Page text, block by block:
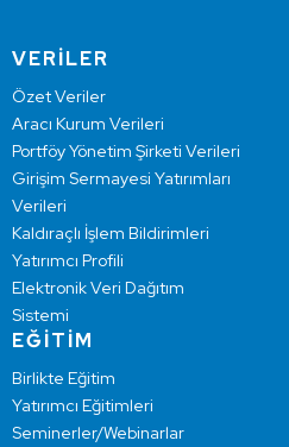
VERİLER
Özet Veriler
Aracı Kurum Verileri
Portföy Yönetim Şirketi Verileri
Girişim Sermayesi Yatırımları
Verileri
Kaldıraçlı İşlem Bildirimleri
Yatırımcı Profili
Elektronik Veri Dağıtım
Sistemi
EĞİTİM
Birlikte Eğitim
Yatırımcı Eğitimleri
Seminerler/Webinarlar